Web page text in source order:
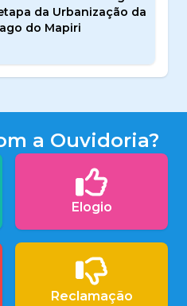
da Urbanização da
do Mapiri
a Ouvidoria?
Elogio
Reclamação